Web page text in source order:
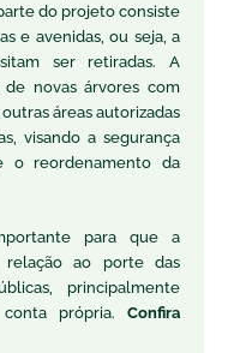
do projeto consiste
e avenidas, ou seja, a
ser retiradas. A
novas árvores com
áreas autorizadas
visando a segurança
o reordenamento da
para que a
relação ao porte das
principalmente
própria. Confira